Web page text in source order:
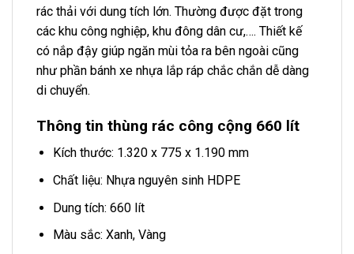
rác thải với dung tích lớn. Thường được đặt trong
các khu công nghiệp, khu đông dân cư,…. Thiết kế
có nắp đậy giúp ngăn mùi tỏa ra bên ngoài cũng
như phần bánh xe nhựa lắp ráp chắc chắn dễ dàng
di chuyển.
Thông tin thùng rác công cộng 660 lít
Kích thước: 1.320 x 775 x 1.190 mm
Chất liệu: Nhựa nguyên sinh HDPE
Dung tích: 660 lít
Màu sắc: Xanh, Vàng